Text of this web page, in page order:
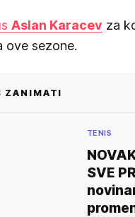
Aslan Karacev za
ove sezone.
ZANIMATI
TENIS
SVE